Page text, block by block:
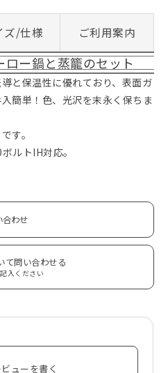
ズ/仕様 ご利用案内
ロー鍋と蒸籠のセット
と保温性に優れており、表面ガ
簡単！色、光沢を末永く保ちま
す。
ルトIH対応。
合わせ
て問い合わせる
入ください
ビューを書く